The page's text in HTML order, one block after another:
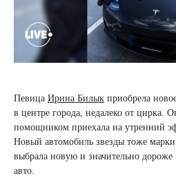
Певица Ирина Билык приобрела
в центре города, недалеко от цирка.
помощником приехала на утренний
Новый автомобиль звезды тоже
выбрала новую и значительно
авто.